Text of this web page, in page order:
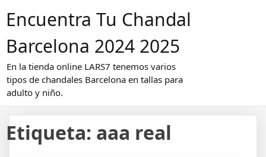
Encuentra Tu Chandal
Barcelona 2024 2025
En la tienda online LARS7 tenemos varios
tipos de chandales Barcelona en tallas para
adulto y niño.
Etiqueta: aaa real